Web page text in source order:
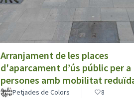
Arranjament de les places
d'aparcament d’ús públic per a
persones amb mobilitat
Petjades de Colors 8